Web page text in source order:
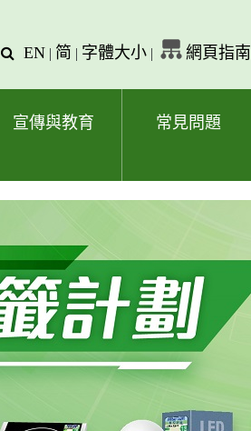
查
字
EN | 简 | 字體大小 | 網頁指南
宣傳與教育 常見問題